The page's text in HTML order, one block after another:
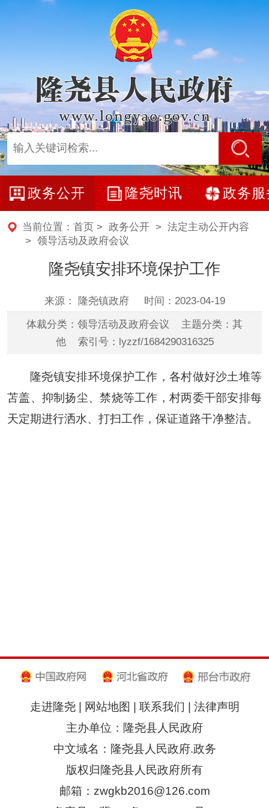
政务公开 隆尧时讯 政务服
当前位置： 首页 > 政务公开> 法定主动公开内容
> 领导活动及政府会议
隆尧镇安排环境保护工作
来源： 隆尧镇政府 时间：2023-04-19
体裁分类：领导活动及政府会议 主题分类：其
他 索引号：lyzzf/1684290316325
隆尧镇安排环境保护工作，各村做好沙土堆等
苫盖、抑制扬尘、禁烧等工作，村两委干部安排每
天定期进行洒水、打扫工作，保证道路干净整洁。
走进隆尧| 网站地图 联系我们
法律声明
主办单位：隆尧县人民政府
中文域名：隆尧县人民政府.政务
版权归隆尧县人民政府所有
邮箱：zwgkb2016@126.com